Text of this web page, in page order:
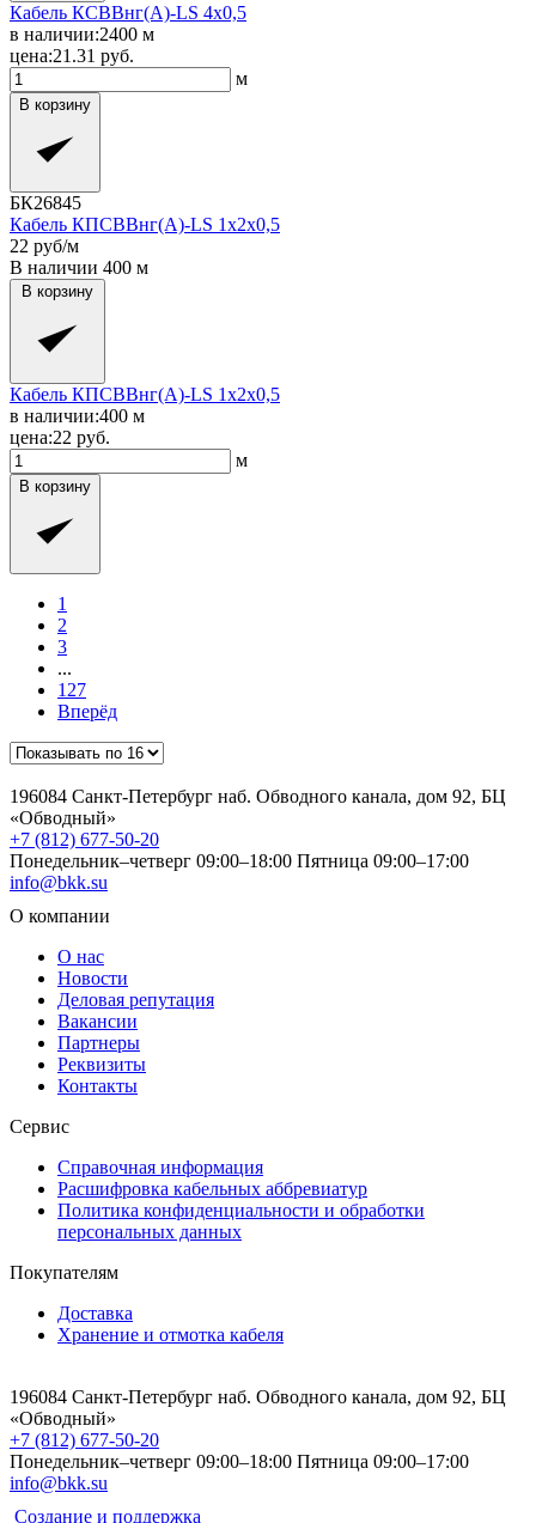
Кабель КСВВнг(A)-LS 4x0,5
в наличии:2400 м
цена:21.31 руб.
м
В корзину
БК26845
Кабель КПСВВнг(A)-LS 1x2x0,5
22 руб/м
В наличии 400 м
В корзину
Кабель КПСВВнг(A)-LS 1x2x0,5
в наличии:400 м
цена:22 руб.
м
В корзину
1
2
3
...
127
Вперёд
196084 Санкт-Петербург наб. Обводного канала, дом 92, БЦ
«Обводный»
+7 (812) 677-50-20
Понедельник–четверг 09:00–18:00 Пятница 09:00–17:00
info@bkk.su
О компании
О нас
Новости
Деловая репутация
Вакансии
Партнеры
Реквизиты
Контакты
Сервис
Справочная информация
Расшифровка кабельных аббревиатур
Политика конфиденциальности и обработки
персональных данных
Покупателям
Доставка
Хранение и отмотка кабеля
196084 Санкт-Петербург наб. Обводного канала, дом 92, БЦ
«Обводный»
+7 (812) 677-50-20
Понедельник–четверг 09:00–18:00 Пятница 09:00–17:00
info@bkk.su
Создание и поддержка